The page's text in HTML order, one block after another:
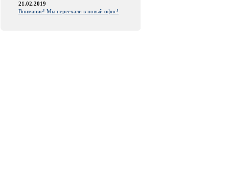
21.02.2019
Внимание! Мы переехали в новый офис!